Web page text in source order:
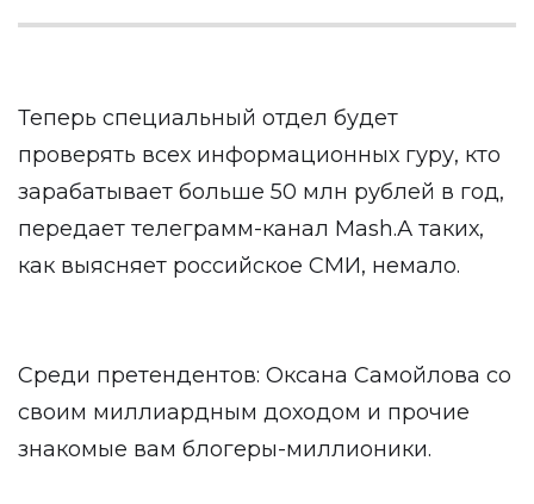
Теперь специальный отдел будет
проверять всех информационных гуру, кто
зарабатывает больше 50 млн рублей в год,
передает телеграмм-канал Mash.А таких,
как выясняет российское СМИ, немало.
Среди претендентов: Оксана Самойлова со
своим миллиардным доходом и прочие
знакомые вам блогеры-миллионики.